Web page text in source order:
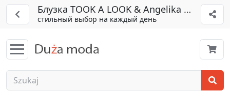
Блузка TOOK A LOOK & Angelika арт. ТБ-
стильный выбор на каждый день